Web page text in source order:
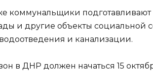
коммунальщики
и другие объекты социальной
и канализации.
в ДНР должен начаться 15